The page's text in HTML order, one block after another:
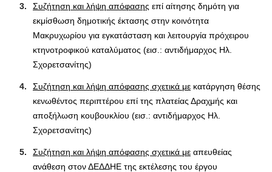
Συζήτηση και λήψη απόφασης επί αίτησης δημότη για
εκμίσθωση δημοτικής έκτασης στην κοινότητα
Μακρυχωρίου για εγκατάσταση και λειτουργία πρόχειρου
κτηνοτροφικού καταλύματος (εισ.: αντιδήμαρχος Ηλ.
Σχορετσανίτης)
Συζήτηση και λήψη απόφασης σχετικά με κατάργηση θέσης
κενωθέντος περιπτέρου επί της πλατείας Δραχμής και
αποξήλωση κουβουκλίου (εισ.: αντιδήμαρχος Ηλ.
Σχορετσανίτης)
Συζήτηση και λήψη απόφασης σχετικά με απευθείας
ανάθεση στον ΔΕΔΔΗΕ της εκτέλεσης του έργου